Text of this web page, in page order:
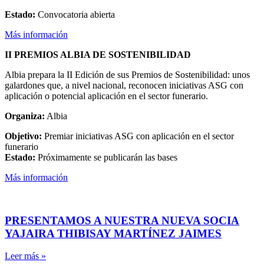
Estado: Convocatoria abierta
Más información
II PREMIOS ALBIA DE SOSTENIBILIDAD
Albia prepara la II Edición de sus Premios de Sostenibilidad: unos
galardones que, a nivel nacional, reconocen iniciativas ASG con
aplicación o potencial aplicación en el sector funerario.
Organiza: Albia
Objetivo: Premiar iniciativas ASG con aplicación en el sector
funerario
Estado: Próximamente se publicarán las bases
Más información
PRESENTAMOS A NUESTRA NUEVA SOCIA
YAJAIRA THIBISAY MARTÍNEZ JAIMES
Leer más »